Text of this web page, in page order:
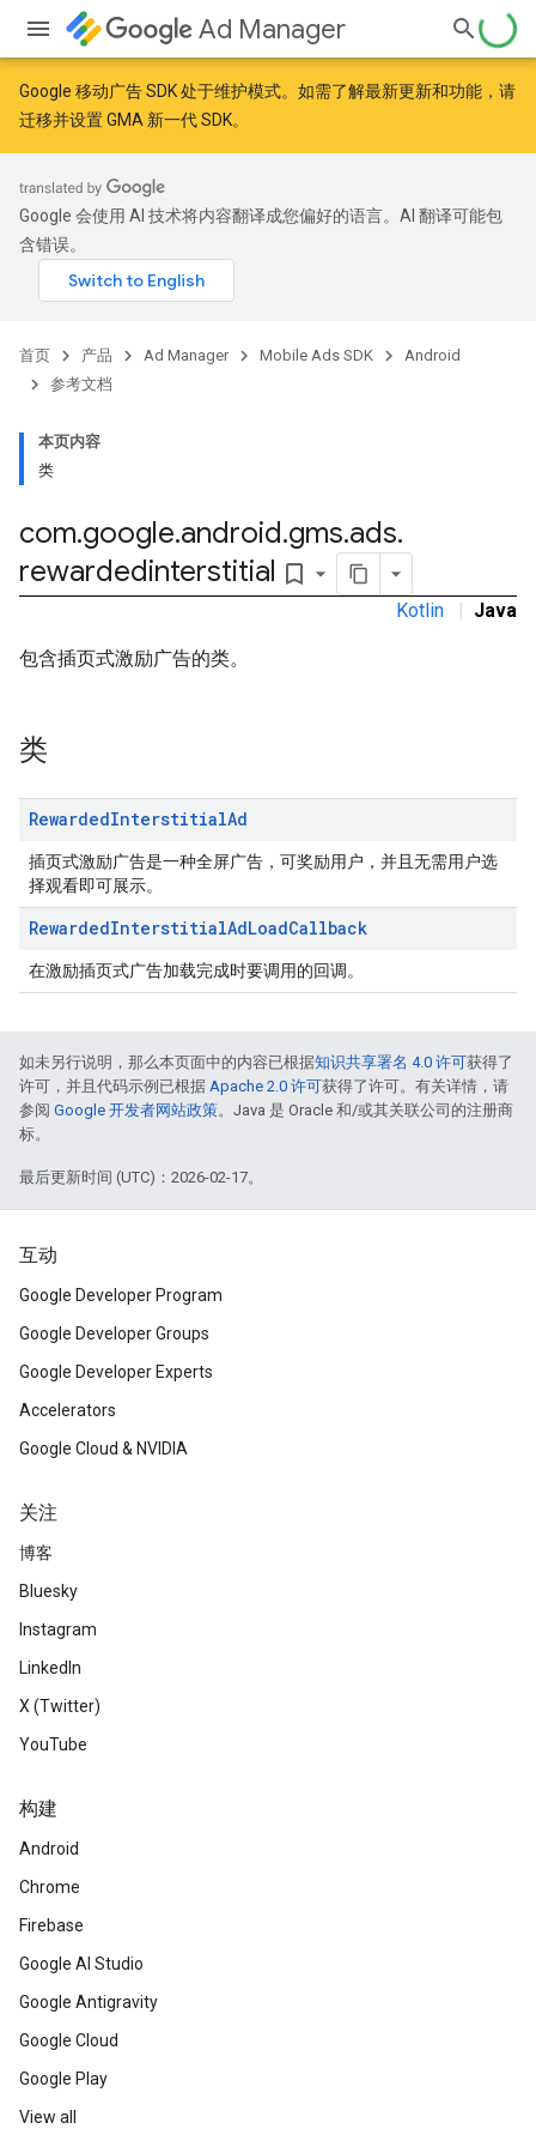
Ad Manager
Google 移动广告 SDK 处于维护模式。如需了解最新更新和功能，请
迁移并设置 GMA 新一代 SDK。
Google 会使用 AI 技术将内容翻译成您偏好的语言。AI 翻译可能包
含错误。
首页 产品 Ad Manager Mobile Ads SDK
Android
参考文档
本页内容
类
com.google.android.gms.ads.
rewardedinterstitial bookmark_border
Kotlin | Java
包含插页式激励广告的类。
类
RewardedInterstitialAd
插页式激励广告是一种全屏广告，可奖励用户，并且无需用户选
择观看即可展示。
RewardedInterstitialAdLoadCallback
在激励插页式广告加载完成时要调用的回调。
如未另行说明，那么本页面中的内容已根据知识共享署名 4.0 许可获得了
许可，并且代码示例已根据 Apache 2.0 许可获得了许可。有关详情，请
参阅 Google 开发者网站政策。Java 是 Oracle 和/或其关联公司的注册商
标。
最后更新时间 (UTC)：2026-02-17。
互动
Google Developer Program
Google Developer Groups
Google Developer Experts
Accelerators
Google Cloud & NVIDIA
关注
博客
Bluesky
Instagram
LinkedIn
X (Twitter)
YouTube
构建
Android
Chrome
Firebase
Google AI Studio
Google Antigravity
Google Cloud
Google Play
View all